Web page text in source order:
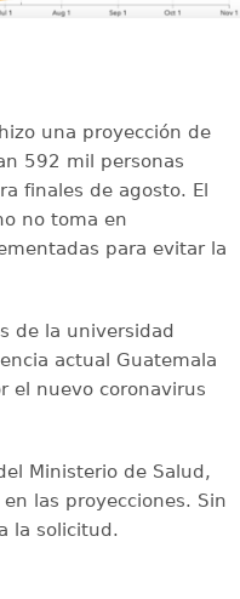
una proyección de
592 mil personas
finales de agosto. El
no toma en
para evitar la
de la universidad
actual Guatemala
el nuevo coronavirus
Ministerio de Salud,
las proyecciones. Sin
la solicitud.